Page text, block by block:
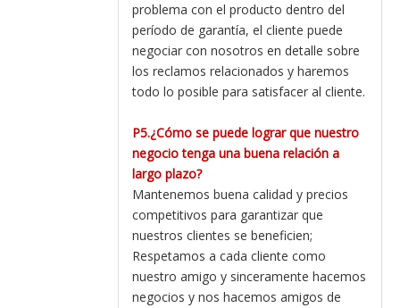
problema con el producto dentro del
período de garantía, el cliente puede
negociar con nosotros en detalle sobre
los reclamos relacionados y haremos
todo lo posible para satisfacer al cliente.
P5.¿Cómo se puede lograr que nuestro
negocio tenga una buena relación a
largo plazo?
Mantenemos buena calidad y precios
competitivos para garantizar que
nuestros clientes se beneficien;
Respetamos a cada cliente como
nuestro amigo y sinceramente hacemos
negocios y nos hacemos amigos de